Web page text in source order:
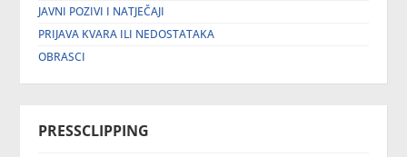
JAVNI POZIVI I NATJEČAJI
PRIJAVA KVARA ILI NEDOSTATAKA
OBRASCI
PRESSCLIPPING